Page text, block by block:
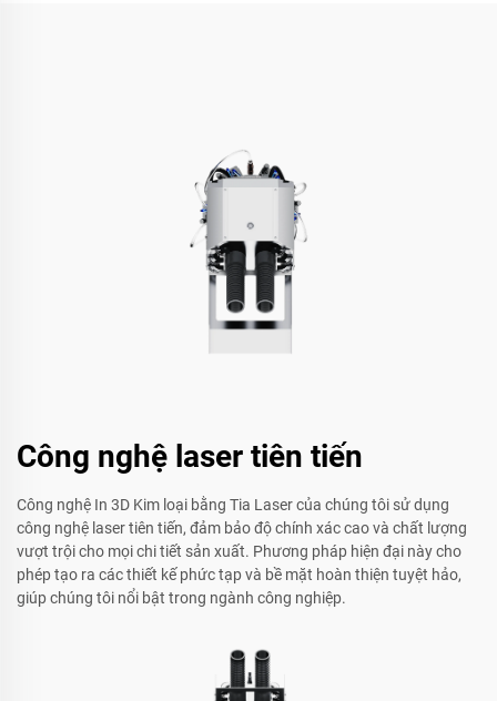
Công nghệ laser tiên tiến
Công nghệ In 3D Kim loại bằng Tia Laser của chúng tôi sử dụng
công nghệ laser tiên tiến, đảm bảo độ chính xác cao và chất lượng
vượt trội cho mọi chi tiết sản xuất. Phương pháp hiện đại này cho
phép tạo ra các thiết kế phức tạp và bề mặt hoàn thiện tuyệt hảo,
giúp chúng tôi nổi bật trong ngành công nghiệp.